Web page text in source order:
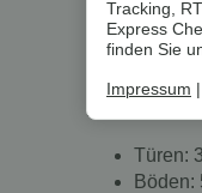
Der
Die
Details
Türen: 3
Böden:
Tracking,
Express
finden Sie
Impressum |